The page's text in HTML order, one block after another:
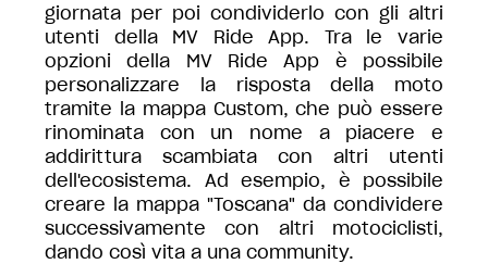
giornata per poi condividerlo con gli altri
utenti della MV Ride App. Tra le varie
opzioni della MV Ride App è possibile
personalizzare la risposta della moto
tramite la mappa Custom, che può essere
rinominata con un nome a piacere e
addirittura scambiata con altri utenti
dell'ecosistema. Ad esempio, è possibile
creare la mappa "Toscana" da condividere
successivamente con altri motociclisti,
dando così vita a una community.